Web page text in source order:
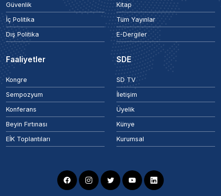
Güvenlik
İç Politika
Dış Politika
Kitap
Tüm Yayınlar
E-Dergiler
Faaliyetler
Kongre
Sempozyum
Konferans
Beyin Fırtınası
EİK Toplantıları
SDE
SD TV
İletişim
Üyelik
Künye
Kurumsal